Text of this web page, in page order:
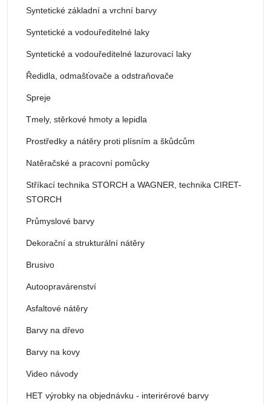
Syntetické základní a vrchní barvy
Syntetické a vodouředitelné laky
Syntetické a vodouředitelné lazurovací laky
Ředidla, odmašťovače a odstraňovače
Spreje
Tmely, stěrkové hmoty a lepidla
Prostředky a nátěry proti plísním a škůdcům
Natěračské a pracovní pomůcky
Stříkací technika STORCH a WAGNER, technika CIRET-
STORCH
Průmyslové barvy
Dekorační a strukturální nátěry
Brusivo
Autoopravárenství
Asfaltové nátěry
Barvy na dřevo
Barvy na kovy
Video návody
HET výrobky na objednávku - interirérové barvy